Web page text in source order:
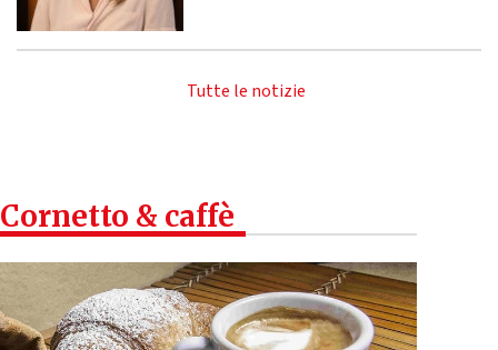
Tutte le notizie
Cornetto & caffè